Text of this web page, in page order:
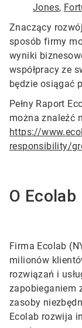
Jones,
Znaczący
sposób firmy
wyniki
współpracy ze
będzie osiągać
Pełny Raport
można znaleźć
https://
responsibility/
O Ecolab
Firma Ecolab
milionów
rozwiązań i
zapobieganiem
zasoby
Ecolab rozwija